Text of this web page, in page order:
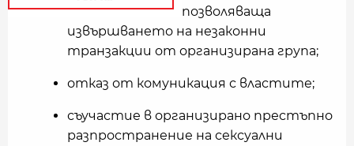
позволяваща
извършването на незаконни
транзакции от организирана група;
отказ от комуникация с властите;
съучастие в организирано престъпно
разпространение на сексуални